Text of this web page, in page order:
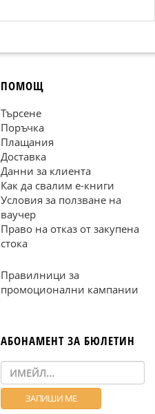
ПОМОЩ
Търсене
Поръчка
Плащания
Доставка
Данни за клиента
Как да свалим е-книги
Условия за ползване на
ваучер
Право на отказ от закупена
стока
Правилници за
промоционални кампании
АБОНАМЕНТ ЗА БЮЛЕТИН